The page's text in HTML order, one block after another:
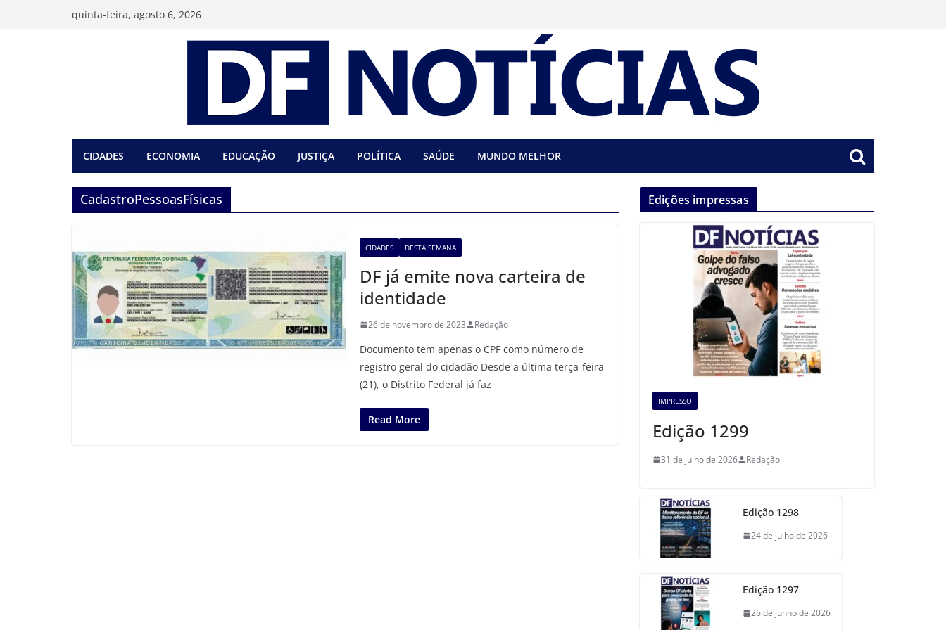
quinta-feira, agosto 6, 2026
CIDADES ECONOMIA EDUCAÇÃO JUSTIÇA POLÍTICA SAÚDE MUNDO MELHOR
CadastroPessoasFísicas
CIDADES DESTA SEMANA
DF já emite nova carteira de
identidade
26 de novembro de 2023 Redação
Documento tem apenas o CPF como número de
registro geral do cidadão Desde a última terça-feira
(21), o Distrito Federal já faz
Read More
Edições impressas
IMPRESSO
Edição 1299
31 de julho de 2026 Redação
Edição 1298
24 de julho de 2026
Edição 1297
26 de junho de 2026